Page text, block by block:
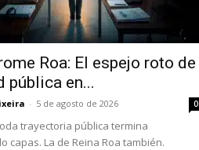
Roa: El espejo roto de
pública en...
- 5 de agosto de 2026 0
trayectoria pública termina
capas. La de Reina Roa también.